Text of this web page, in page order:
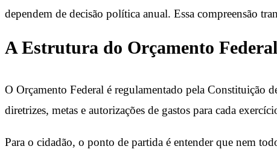
dependem de decisão política anual. Essa compreensão
A Estrutura do Orçamento
O Orçamento Federal é regulamentado pela Constituição
diretrizes, metas e autorizações de gastos para cada
Para o cidadão, o ponto de partida é entender que nem